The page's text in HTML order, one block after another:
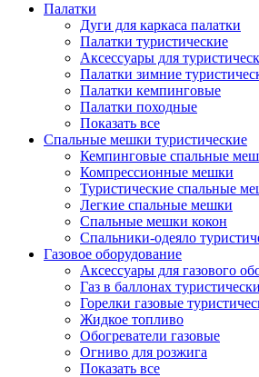
Палатки
Дуги для каркаса палатки
Палатки туристические
Аксессуары для
Палатки зимние
Палатки кемпинговые
Палатки походные
Показать все
Спальные мешки туристические
Кемпинговые спальные
Компрессионные мешки
Туристические спальные
Легкие спальные мешки
Спальные мешки кокон
Спальники-одеяло
Газовое оборудование
Аксессуары для газового
Газ в баллонах
Горелки газовые
Жидкое топливо
Обогреватели газовые
Огниво для розжига
Показать все